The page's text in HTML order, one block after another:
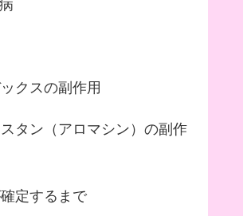
クスの副作用
タン（アロマシン）の副作
定するまで